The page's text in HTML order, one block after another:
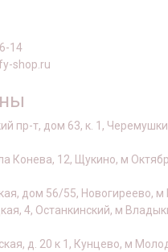
14
shop.ru
пр-т, дом 63, к. 1,
Конева, 12, Щукино, м
дом 56/55, Новогиреево, м
4, Останкинский, м
д. 20 к 1, Кунцево, м